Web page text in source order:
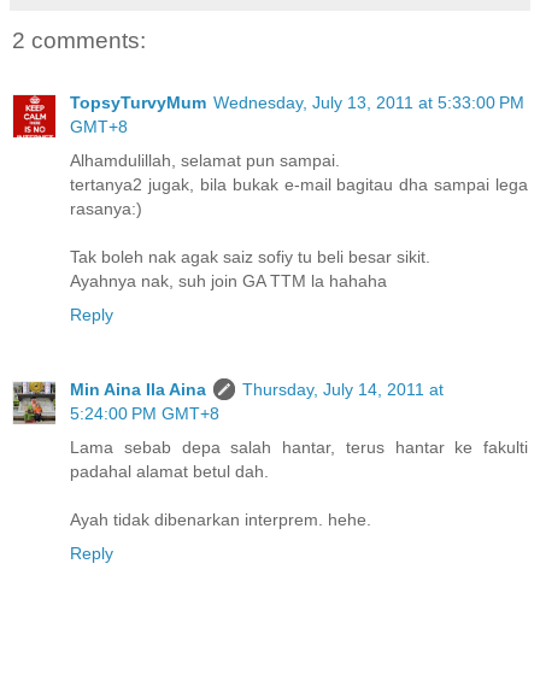
2 comments:
TopsyTurvyMum Wednesday, July 13, 2011 at 5:33:00 PM
GMT+8
Alhamdulillah, selamat pun sampai.
tertanya2 jugak, bila bukak e-mail bagitau dha sampai lega
rasanya:)
Tak boleh nak agak saiz sofiy tu beli besar sikit.
Ayahnya nak, suh join GA TTM la hahaha
Reply
Min Aina Ila Aina
Thursday, July 14, 2011 at
5:24:00 PM GMT+8
Lama sebab depa salah hantar, terus hantar ke fakulti
padahal alamat betul dah.
Ayah tidak dibenarkan interprem. hehe.
Reply